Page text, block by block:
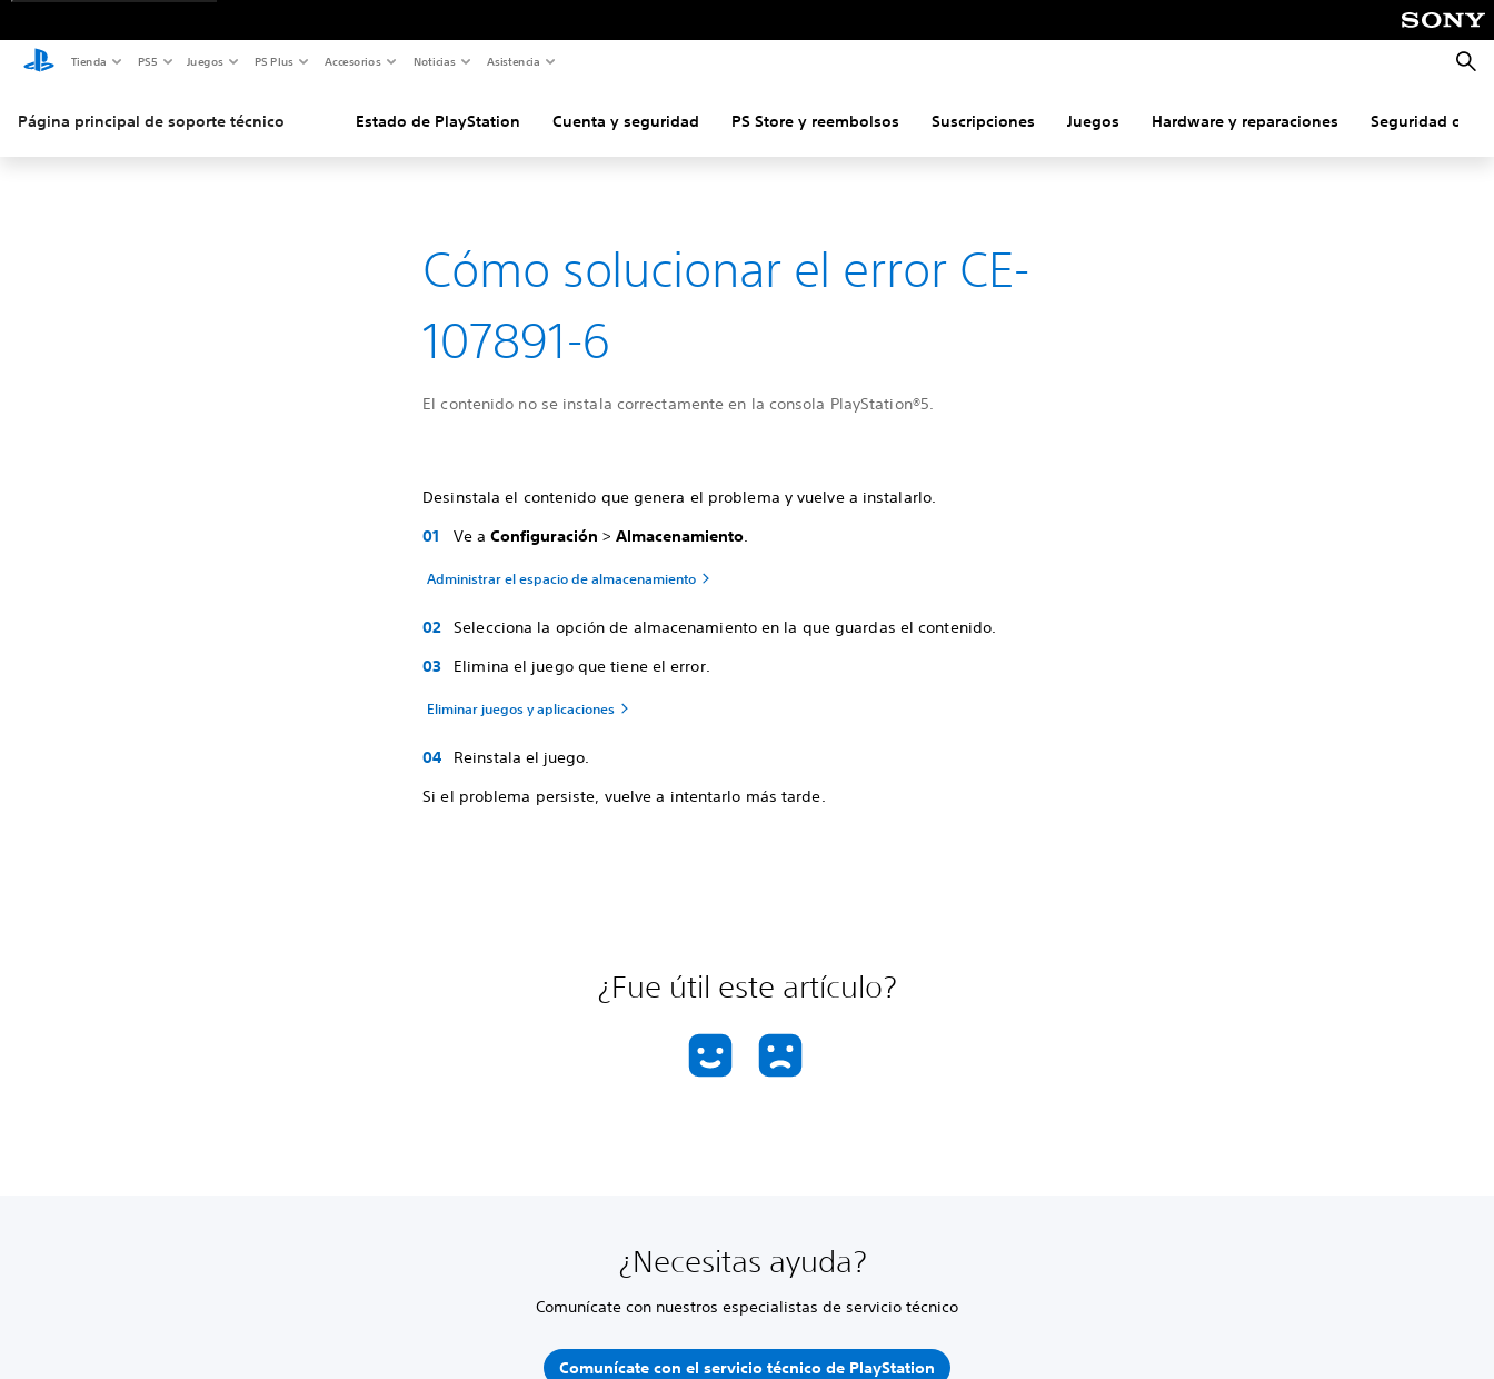
Tienda PS5 Juegos PS Plus Accesorios Noticias Asistencia
Página principal de soporte técnico Estado de PlayStation Cuenta y seguridad PS Store y reembolsos Suscripciones Juegos Hardware y reparaciones Seguridad
Cómo solucionar el error CE-
107891-6
El contenido no se instala correctamente en la consola PlayStation®5.
Desinstala el contenido que genera el problema y vuelve a instalarlo.
Ve aConfiguración >Almacenamiento.
Administrar el espacio de almacenamiento
Selecciona la opción de almacenamiento en la que guardas el contenido.
Elimina el juego que tiene el error.
Eliminar juegos y aplicaciones
Reinstala el juego.
Si el problema persiste, vuelve a intentarlo más tarde.
¿Fue útil este artículo?
¿Necesitas ayuda?
Comunícate con nuestros especialistas de servicio técnico
Comunícate con el servicio técnico de PlayStation